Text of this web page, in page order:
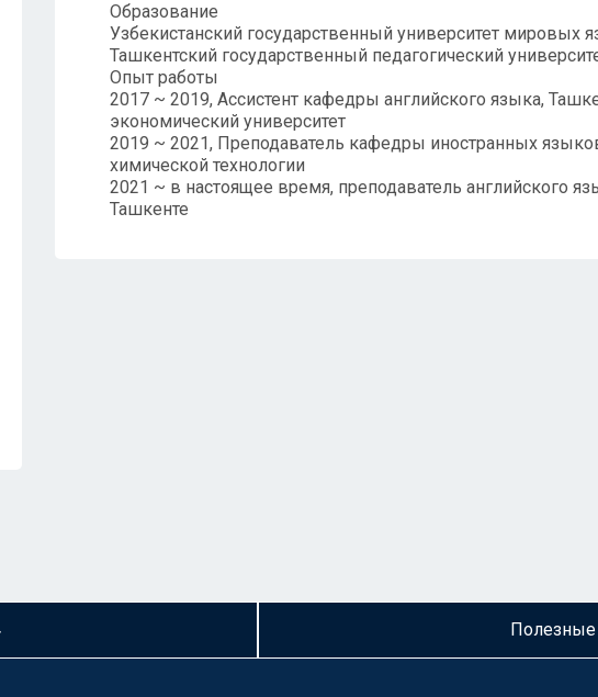
Образование
Узбекистанский государственный университет мировых
Ташкентский государственный педагогический
Опыт работы
2017 ~ 2019, Ассистент кафедры английского языка,
экономический университет
2019 ~ 2021, Преподаватель кафедры иностранных
химической технологии
2021 ~ в настоящее время, преподаватель английского
Ташкенте
Полезные